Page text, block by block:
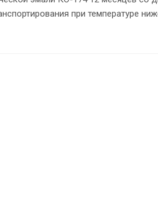
при температуре